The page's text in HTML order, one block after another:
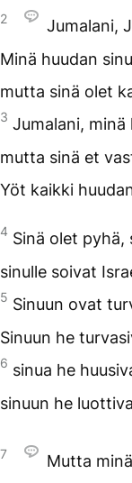
2
Jumalani,
Minä huudan
mutta sinä olet
3 Jumalani, minä
mutta sinä et
Yöt kaikki
4 Sinä olet pyhä,
sinulle soivat
5 Sinuun ovat
Sinuun he
6 sinua he
sinuun he
7
Mutta